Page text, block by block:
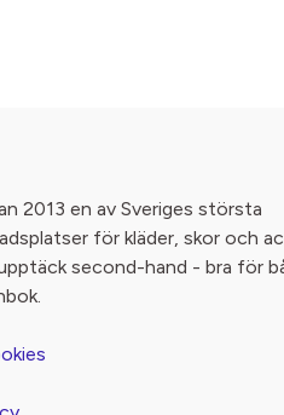
2013 en av Sveriges största
för kläder, skor och
second-hand - bra för